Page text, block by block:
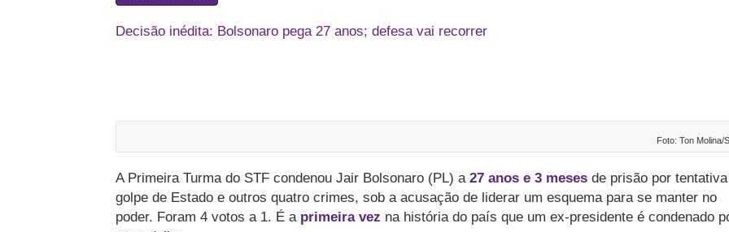
Decisão inédita: Bolsonaro pega 27 anos; defesa vai recorrer
Foto: Ton Molina/
A Primeira Turma do STF condenou Jair Bolsonaro (PL) a27 anos e 3 meses de prisão por
golpe de Estado e outros quatro crimes, sob a acusação de liderar um esquema para se manter no
poder. Foram 4 votos a 1. É aprimeira vez na história do país que um ex-presidente é condenado